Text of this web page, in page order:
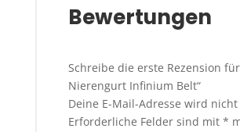
Bewertungen
Schreibe die erste Rezension
Nierengurt Infinium Belt“
Deine E-Mail-Adresse wird
Erforderliche Felder sind mit *